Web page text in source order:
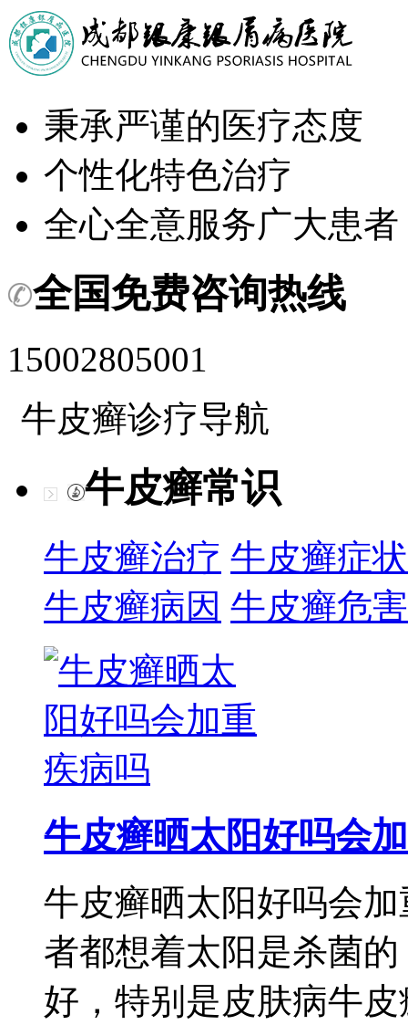
秉承严谨的医疗态度
个性化特色治疗
全心全意服务广大患者
全国免费咨询热线
15002805001
牛皮癣诊疗导航
牛皮癣常识
牛皮癣治疗 牛皮癣症状
牛皮癣病因 牛皮癣危害
牛皮癣晒太阳好吗会加
牛皮癣晒太阳好吗会
者都想着太阳是杀菌
好，特别是皮肤病牛